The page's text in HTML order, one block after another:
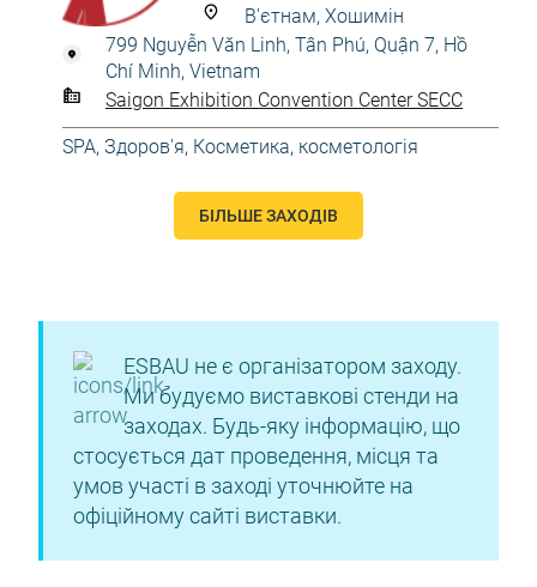
В'єтнам, Хошимін
799 Nguyễn Văn Linh, Tân Phú, Quận 7, Hồ
Chí Minh, Vietnam
Saigon Exhibition Convention Center SECC
SPA, Здоров'я, Косметика, косметологія
БІЛЬШЕ ЗАХОДІВ
ESBAU не є організатором заходу.
Ми будуємо виставкові стенди на
заходах. Будь-яку інформацію, що
стосується дат проведення, місця та
умов участі в заході уточнюйте на
офіційному сайті виставки.